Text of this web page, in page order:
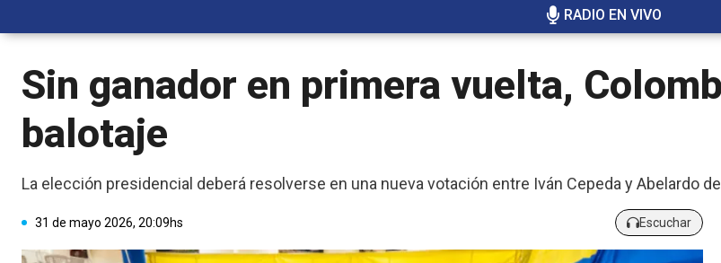
RADIO EN VIVO
Sin ganador en primera vuelta,
balotaje
La elección presidencial deberá resolverse en una nueva votación entre Iván Cepeda y Abelardo
31 de mayo 2026, 20:09hs Escuchar